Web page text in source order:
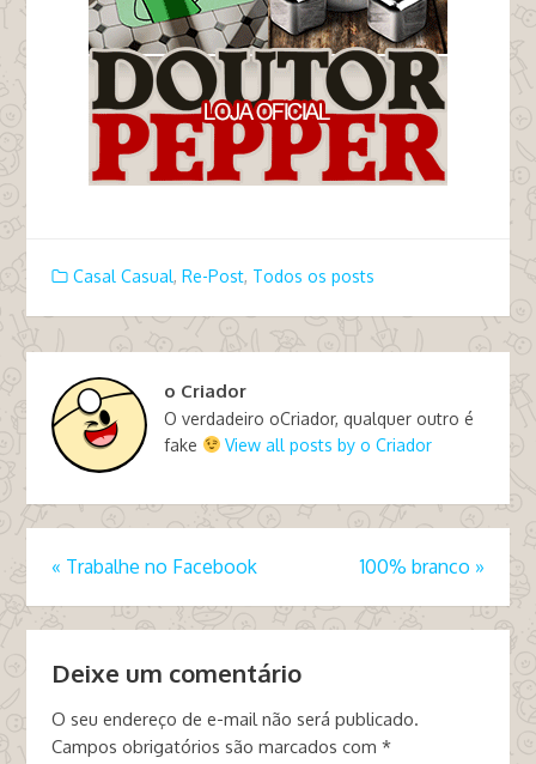
Casal Casual, Re-Post, Todos os posts
o Criador
O verdadeiro oCriador, qualquer outro é
fake
View all posts by o Criador
« Trabalhe no Facebook 100% branco »
Deixe um comentário
O seu endereço de e-mail não será publicado.
Campos obrigatórios são marcados com *